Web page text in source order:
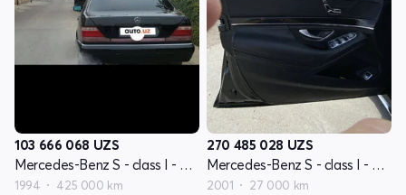
103 666 068 UZS
Mercedes-Benz S - class I - avlod W140 restyling
1994 425 000 km
270 485 028 UZS
Mercedes-Benz S - class I - avlod W220
2001 27 000 km